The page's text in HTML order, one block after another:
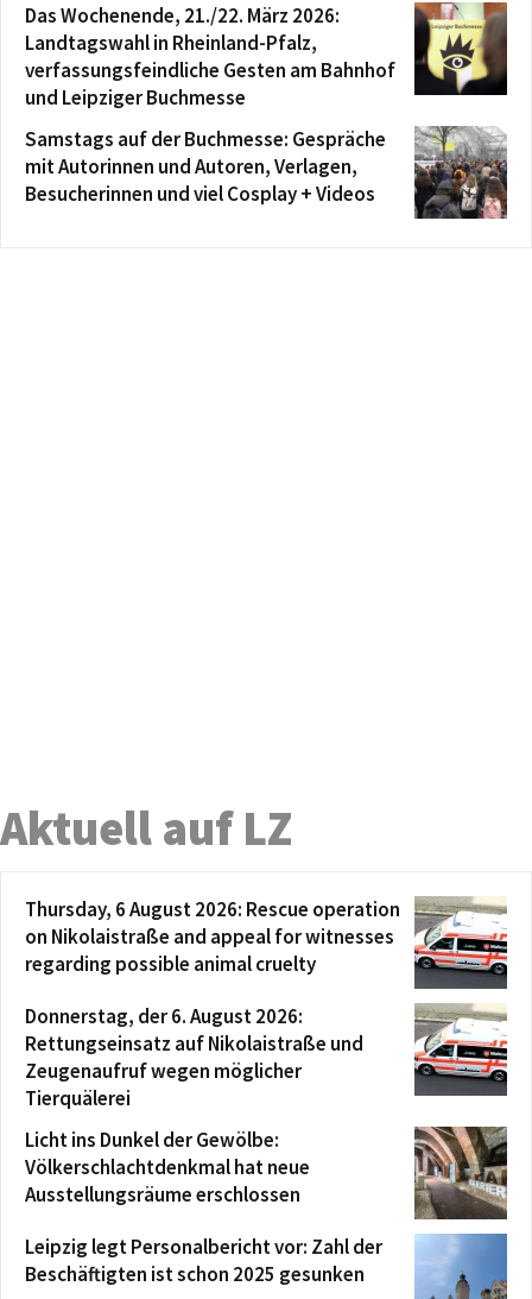
Das Wochenende, 21./22. März 2026:
Landtagswahl in Rheinland-Pfalz,
verfassungsfeindliche Gesten am Bahnhof
und Leipziger Buchmesse
Samstags auf der Buchmesse: Gespräche
mit Autorinnen und Autoren, Verlagen,
Besucherinnen und viel Cosplay + Videos
Aktuell auf LZ
Thursday, 6 August 2026: Rescue operation
on Nikolaistraße and appeal for witnesses
regarding possible animal cruelty
Donnerstag, der 6. August 2026:
Rettungseinsatz auf Nikolaistraße und
Zeugenaufruf wegen möglicher
Tierquälerei
Licht ins Dunkel der Gewölbe:
Völkerschlachtdenkmal hat neue
Ausstellungsräume erschlossen
Leipzig legt Personalbericht vor: Zahl der
Beschäftigten ist schon 2025 gesunken